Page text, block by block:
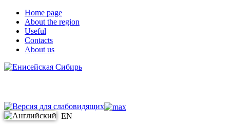
Home page
About the region
Useful
Contacts
About us
EN